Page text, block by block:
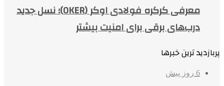
معرفی کرکره فولادی اوکر (OKER)؛ نسل جدید
درب‌های برقی برای امنیت بیشتر
پربازدید ترین خبرها
6 روز پیش